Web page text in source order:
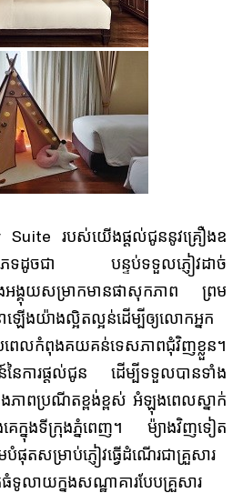
របស់យើងផ្តល់ជូននូវគ្រឿងឧ
រភេទដូចជា បន្ទប់ទទួលភ្ញៀវដាច់
អង្គុយសម្រាកមានផាសុកភាព ព្រម
ាឡើងយ៉ាងល្អិតល្អន់ដើម្បីឲ្យលោកអ្នក
កំពុងគយគន់ទេសភាពជុំវិញខ្លួន។
ៃការផ្តល់ជូន ដើម្បីទទួលបានទាំង
ាពប្រណីតខ្ពង់ខ្ពស់ អំឡុងពេលស្នាក់
េក្នុងទីក្រុងភ្នំពេញ។ ម៉្យាងវិញទៀត
ផុតសម្រាប់ភ្ញៀវធ្វើដំណើរជាគ្រួសារ
ធំទូលាយក្នុងសណ្ឋាគារបែបគ្រួសារ